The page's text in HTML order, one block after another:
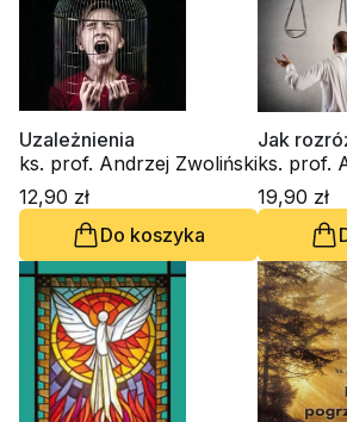
Uzależnienia
ks. prof. Andrzej Zwoliński
12,90 zł
Do koszyka
Jak
ks. prof.
19,90 zł